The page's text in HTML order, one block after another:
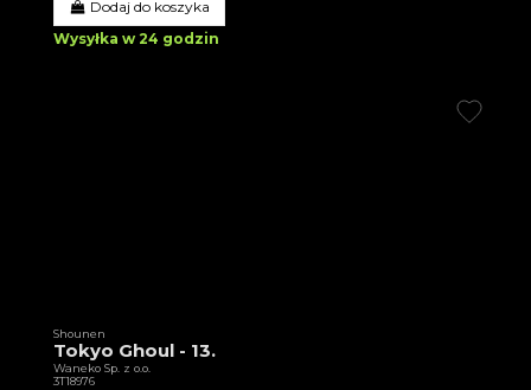
Dodaj do koszyka
Wysyłka w 24 godzin
Shounen
Tokyo Ghoul - 13.
Waneko Sp. z o.o.
3T18976